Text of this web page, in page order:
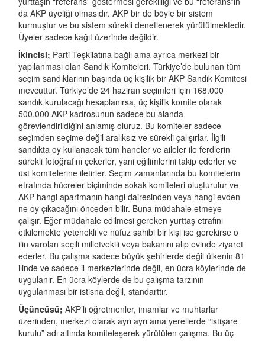
da AKP üyeliği olmasıdır. AKP bir de böyle bir sistem
kurmuştur ve bu sistem sürekli denetlenerek yürütülmektedir.
Üyeler sadece kağıt üzerinde değildir.
İkincisi; Parti Teşkilatına bağlı ama ayrıca merkezi bir
yapılanması olan Sandık Komiteleri. Türkiye’de bulunan tüm
seçim sandıklarının başında üç kişilik bir AKP Sandık Komitesi
mevcuttur. Türkiye’de 24 haziran seçimleri için 168.000
sandık kurulacağı hesaplanırsa, üç kişilik komite olarak
500.000 AKP kadrosunun sadece bu alanda
görevlendirildiğini anlamış oluruz. Bu komiteler sadece
seçimden seçime değil aralıksız ve sürekli çalışırlar. İlgili
sandıkta oy kullanacak tüm haneler ve aileler ile ferdlerin
sürekli fotoğrafını çekerler, yani eğilimlerini takip ederler ve
üst komitelerine iletirler. Seçim zamanlarında bu komitelerin
etrafında hücreler biçiminde sokak komiteleri oluşturulur ve
AKP hangi apartmanın hangi dairesinden veya hangi evden
ne oy çıkacağını önceden bilir. Buna müdahale etmeye
çalışır. Eğer müdahale edilmesi gereken yurttaş etrafını
etkilemekte yetenekli ve nüfuz sahibi bir kişi ise gerekirse o
ilin varolan seçili milletvekili veya bakanını alıp evinde ziyaret
ederler. Bu çalışma sadece büyük şehirlerde değil ülkenin 81
ilinde ve sadece il merkezlerinde değil, en ücra köylerinde de
uygulanır. En ücra köylerde de bu çalışma tarzının
uygulanması bir istisna değil, standarttır.
Üçüncüsü; AKP’li öğretmenler, imamlar ve muhtarlar
üzerinden, merkezi olarak ayrı ayrı ama yerellerde “istişare
kurulu” adı altında komiteleşerek yürütülen çalışma. Bu üç